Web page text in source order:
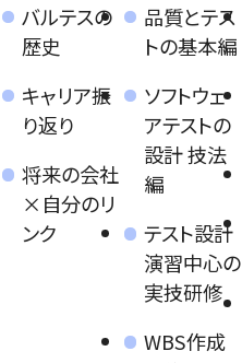
バルテスの
歴史
キャリア振
り返り
将来の会社
×自分のリ
ンク
品質とテス
トの基本編
ソフトウェ
アテストの
設計 技法
編
テスト設計
演習中心の
実技研修
WBS作成